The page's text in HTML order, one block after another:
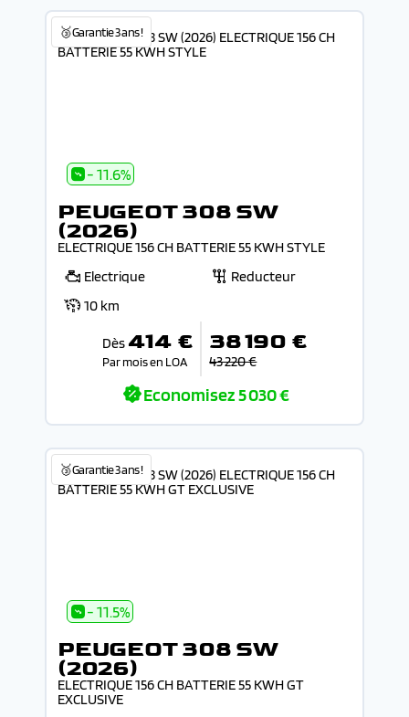
🥉Garantie 3 ans !
- 11.6%
PEUGEOT 308 SW
(2026)
ELECTRIQUE 156 CH BATTERIE 55 KWH STYLE
Electrique
Reducteur
10 km
Dès 414 €
Par mois en LOA
38 190 €
43 220 €
Economisez5 030 €
🥉Garantie 3 ans !
- 11.5%
PEUGEOT 308 SW
(2026)
ELECTRIQUE 156 CH BATTERIE 55 KWH GT
EXCLUSIVE